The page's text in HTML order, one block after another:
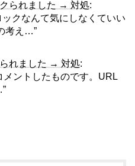
られました → 対処:
クなんて気にしなくていい
考え… ”
れました → 対処:
メントしたものです。URL
”